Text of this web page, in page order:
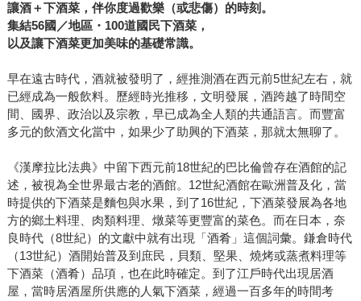
讓酒＋下酒菜，伴你度過歡樂（或悲傷）的時刻。
集結56國／地區・ 100道國民下酒菜，
以及讓下酒菜更加美味的基礎常識。
早在遠古時代，酒就被發明了，經推測酒在西元前5世紀左右，就
已經成為一般飲料。歷經時光推移，文明發展，酒跨越了時間空
間、國界、政治以及宗教，早已成為全人類的共通語言。而豐富
多元的飲酒文化當中，如果少了助興的下酒菜，那就太無聊了。
《漢摩拉比法典》中留下西元前18世紀的巴比倫曾存在酒館的記
述，被視為全世界最古老的酒館。12世紀酒館在歐洲普及化，當
時提供的下酒菜是麵包與水果，到了16世紀，下酒菜發展為各地
方的鄉土料理、肉類料理、燉菜等更豐富的菜色。而在日本，奈
良時代（8世紀）的文獻中就有出現「酒肴」這個詞彙。鎌倉時代
（13世紀）酒開始普及到庶民，貝類、堅果、燒烤或蒸煮料理等
下酒菜（酒肴）品項，也在此時確定。到了江戶時代出現居酒
屋，當時居酒屋所供應的人氣下酒菜，經過一百多年的時間考